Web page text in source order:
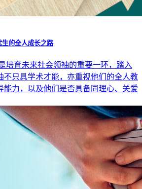
的全人成长之路
培育未来社会领袖的重要一环，踏入
不只具学术才能，亦重视他们的全人教
能力，以及他们是否具备同理心、关爱